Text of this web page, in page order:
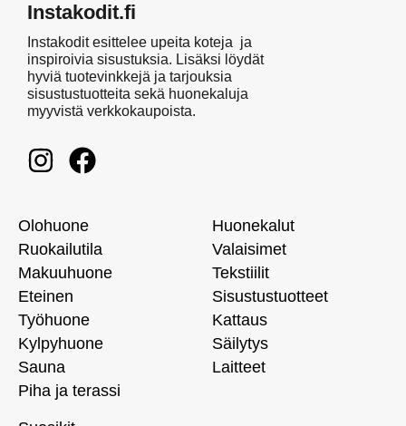
Instakodit.fi
Instakodit esittelee upeita koteja ja
inspiroivia sisustuksia. Lisäksi löydät
hyviä tuotevinkkejä ja tarjouksia
sisustustuotteita sekä huonekaluja
myyvistä verkkokaupoista.
Olohuone
Ruokailutila
Makuuhuone
Eteinen
Työhuone
Kylpyhuone
Sauna
Piha ja terassi
Huonekalut
Valaisimet
Tekstiilit
Sisustustuotteet
Kattaus
Säilytys
Laitteet